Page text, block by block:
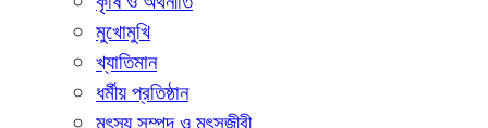
মুখোমুখি
খ্যাতিমান
ধর্মীয় প্রতিষ্ঠান